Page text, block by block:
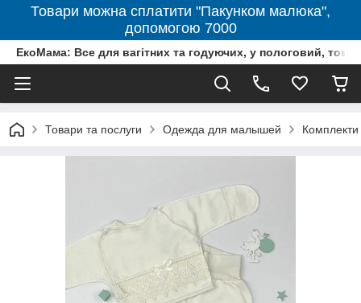
Товари можна сплатити "Пакунком малюка",
допомогою 7000
ЕкоМама: Все для вагітних та годуючих, у пологовий,
Товари та послуги Одежда для малышей